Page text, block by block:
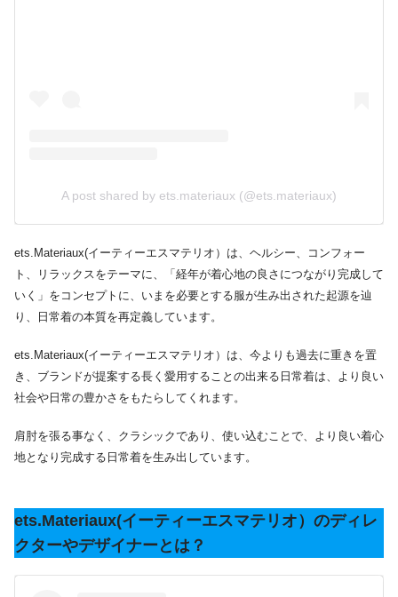
A post shared by ets.materiaux (@ets.materiaux)
ets.Materiaux(イーティーエスマテリオ）は、ヘルシー、コンフォー
ト、リラックスをテーマに、「経年が着心地の良さにつながり完成して
いく」をコンセプトに、いまを必要とする服が生み出された起源を辿
り、日常着の本質を再定義しています。
ets.Materiaux(イーティーエスマテリオ）は、今よりも過去に重きを置
き、ブランドが提案する長く愛用することの出来る日常着は、より良い
社会や日常の豊かさをもたらしてくれます。
肩肘を張る事なく、クラシックであり、使い込むことで、より良い着心
地となり完成する日常着を生み出しています。
ets.Materiaux(イーティーエスマテリオ）のディレ
クターやデザイナーとは？